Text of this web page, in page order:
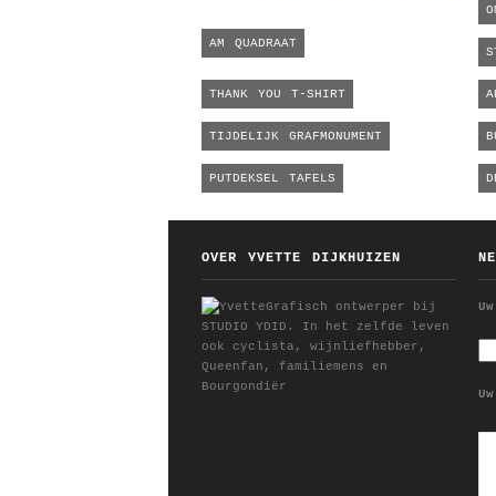
AM QUADRAAT
THANK YOU T-SHIRT
TIJDELIJK GRAFMONUMENT
PUTDEKSEL TAFELS
OVER YVETTE DIJKHUIZEN
Grafisch ontwerper bij
STUDIO YDID. In het zelfde leven
ook cyclista, wijnliefhebber,
Queenfan, familiemens en
Bourgondiër